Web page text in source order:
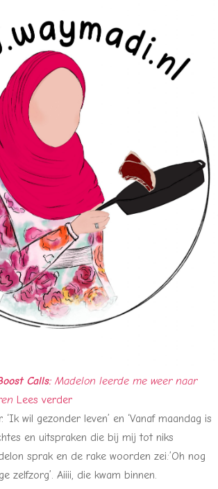
Calls: Madelon leerde me weer naar
Lees verder
‘Ik wil gezonder leven’ en ‘Vanaf maandag is
en uitspraken die bij mij tot niks
sprak en de rake woorden zei:’Oh nog
zelfzorg’. Aiiii, die kwam binnen.